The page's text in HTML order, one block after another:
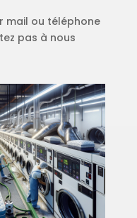
mail ou téléphone
pas à nous